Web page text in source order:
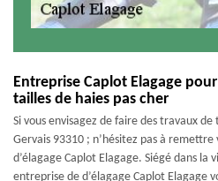
Entreprise Caplot Elagage
tailles de haies pas cher
Si vous envisagez de faire des travaux
Gervais 93310 ; n’hésitez pas à
d’élagage Caplot Elagage. Siégé dans la
entreprise de d’élagage Caplot Elagage